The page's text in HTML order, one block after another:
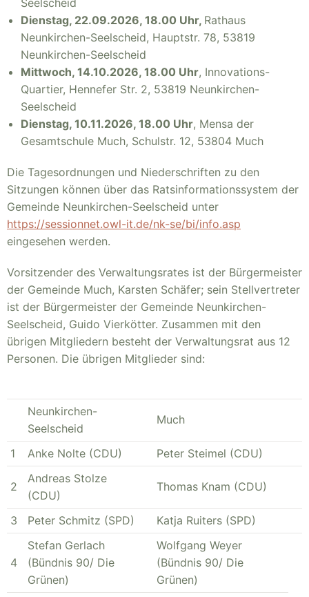
Seelscheid
Dienstag, 22.09.2026, 18.00 Uhr, Rathaus
Neunkirchen-Seelscheid, Hauptstr. 78, 53819
Neunkirchen-Seelscheid
Mittwoch, 14.10.2026, 18.00 Uhr, Innovations-
Quartier, Hennefer Str. 2, 53819 Neunkirchen-
Seelscheid
Dienstag, 10.11.2026, 18.00 Uhr, Mensa der
Gesamtschule Much, Schulstr. 12, 53804 Much
Die Tagesordnungen und Niederschriften zu den
Sitzungen können über das Ratsinformationssystem der
Gemeinde Neunkirchen-Seelscheid unter
https://sessionnet.owl-it.de/nk-se/bi/info.asp
eingesehen werden.
Vorsitzender des Verwaltungsrates ist der Bürgermeister
der Gemeinde Much, Karsten Schäfer; sein Stellvertreter
ist der Bürgermeister der Gemeinde Neunkirchen-
Seelscheid, Guido Vierkötter. Zusammen mit den
übrigen Mitgliedern besteht der Verwaltungsrat aus 12
Personen. Die übrigen Mitglieder sind:
Neunkirchen-
Seelscheid
Much
1 Anke Nolte (CDU) Peter Steimel (CDU)
2
Andreas Stolze
(CDU)
Thomas Knam (CDU)
3 Peter Schmitz (SPD) Katja Ruiters (SPD)
4
Stefan Gerlach
(Bündnis 90/ Die
Grünen)
Wolfgang Weyer
(Bündnis 90/ Die
Grünen)